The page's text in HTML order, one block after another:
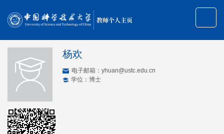
教师个人主页
杨欢
电子邮箱： yhuan@ustc.edu.cn
学位：博士